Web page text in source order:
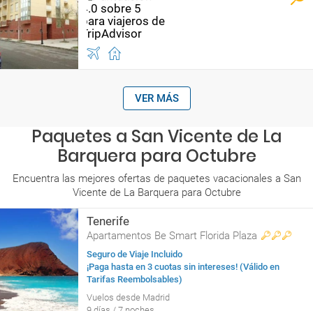
VER MÁS
Paquetes a San Vicente de La
Barquera para Octubre
Encuentra las mejores ofertas de paquetes vacacionales a San
Vicente de La Barquera para Octubre
Tenerife
Apartamentos Be Smart Florida Plaza
Seguro de Viaje Incluido
¡Paga hasta en 3 cuotas sin intereses! (Válido en
Tarifas Reembolsables)
Vuelos desde Madrid